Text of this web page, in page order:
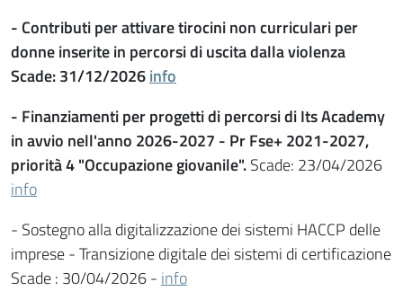
- Contributi per attivare tirocini non curriculari per
donne inserite in percorsi di uscita dalla violenza
Scade: 31/12/2026info
- Finanziamenti per progetti di percorsi di Its Academy
in avvio nell'anno 2026-2027 - Pr Fse+ 2021-2027,
priorità 4 "Occupazione giovanile".Scade: 23/04/2026
info
- Sostegno alla digitalizzazione dei sistemi HACCP delle
imprese - Transizione digitale dei sistemi di certificazione
Scade : 30/04/2026 - info